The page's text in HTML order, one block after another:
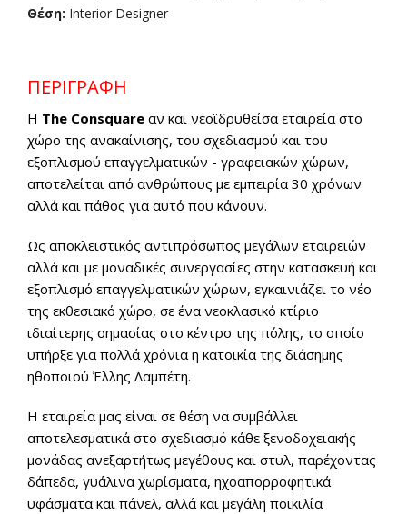
Θέση: Interior Designer
ΠΕΡΙΓΡΑΦΗ
Η The Consquare αν και νεοϊδρυθείσα εταιρεία στο
χώρο της ανακαίνισης, του σχεδιασμού και του
εξοπλισμού επαγγελματικών - γραφειακών χώρων,
αποτελείται από ανθρώπους με εμπειρία 30 χρόνων
αλλά και πάθος για αυτό που κάνουν.
Ως αποκλειστικός αντιπρόσωπος μεγάλων εταιρειών
αλλά και με μοναδικές συνεργασίες στην κατασκευή και
εξοπλισμό επαγγελματικών χώρων, εγκαινιάζει το νέο
της εκθεσιακό χώρο, σε ένα νεοκλασικό κτίριο
ιδιαίτερης σημασίας στο κέντρο της πόλης, το οποίο
υπήρξε για πολλά χρόνια η κατοικία της διάσημης
ηθοποιού Έλλης Λαμπέτη.
Η εταιρεία μας είναι σε θέση να συμβάλλει
αποτελεσματικά στο σχεδιασμό κάθε ξενοδοχειακής
μονάδας ανεξαρτήτως μεγέθους και στυλ, παρέχοντας
δάπεδα, γυάλινα χωρίσματα, ηχοαπορροφητικά
υφάσματα και πάνελ, αλλά και μεγάλη ποικιλία